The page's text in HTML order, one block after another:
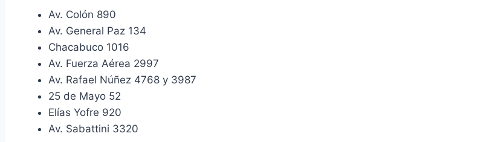
Av. Colón 890
Av. General Paz 134
Chacabuco 1016
Av. Fuerza Aérea 2997
Av. Rafael Núñez 4768 y 3987
25 de Mayo 52
Elías Yofre 920
Av. Sabattini 3320